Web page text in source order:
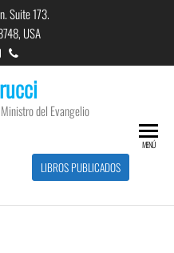
Suite 173.
USA
del Evangelio
LIBROS PUBLICADOS
MENÚ